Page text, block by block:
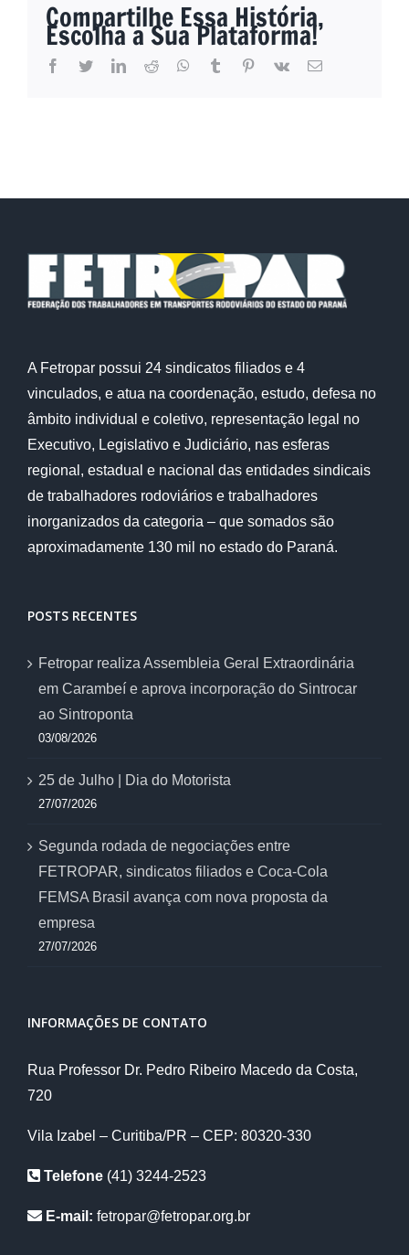
Compartilhe Essa História,
Escolha a Sua Plataforma!
facebook
twitterlinkedinreddit whatsapptumblr pinterest
vk
E-
A Fetropar possui 24 sindicatos filiados e 4
vinculados, e atua na coordenação, estudo, defesa no
âmbito individual e coletivo, representação legal no
Executivo, Legislativo e Judiciário, nas esferas
regional, estadual e nacional das entidades sindicais
de trabalhadores rodoviários e trabalhadores
inorganizados da categoria – que somados são
aproximadamente 130 mil no estado do Paraná.
POSTS RECENTES
Fetropar realiza Assembleia Geral Extraordinária
em Carambeí e aprova incorporação do Sintrocar
ao Sintroponta
03/08/2026
25 de Julho | Dia do Motorista
27/07/2026
Segunda rodada de negociações entre
FETROPAR, sindicatos filiados e Coca-Cola
FEMSA Brasil avança com nova proposta da
empresa
27/07/2026
INFORMAÇÕES DE CONTATO
Rua Professor Dr. Pedro Ribeiro Macedo da Costa,
720
Vila Izabel – Curitiba/PR – CEP: 80320-330
Telefone (41) 3244-2523
E-mail: fetropar@fetropar.org.br